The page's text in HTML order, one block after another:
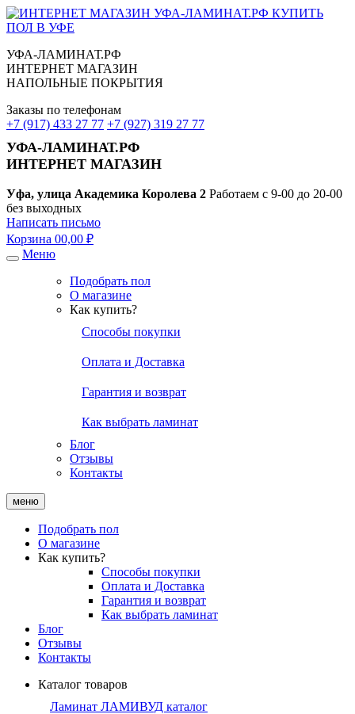
УФА-ЛАМИНАТ.РФ
ИНТЕРНЕТ МАГАЗИН
НАПОЛЬНЫЕ ПОКРЫТИЯ
Заказы по телефонам
+7 (917) 433 27 77 +7 (927) 319 27 77
УФА-ЛАМИНАТ.РФ
ИНТЕРНЕТ МАГАЗИН
Уфа, улица Академика Королева 2 Работаем с 9-00 до 20-00
без выходных
Написать письмо
Корзина 00,00 ₽
Меню
Подобрать пол
О магазине
Как купить?
Способы покупки
Оплата и Доставка
Гарантия и возврат
Как выбрать ламинат
Блог
Отзывы
Контакты
меню
Подобрать пол
О магазине
Как купить?
Способы покупки
Оплата и Доставка
Гарантия и возврат
Как выбрать ламинат
Блог
Отзывы
Контакты
Каталог товаров
Ламинат ЛАМИВУД каталог